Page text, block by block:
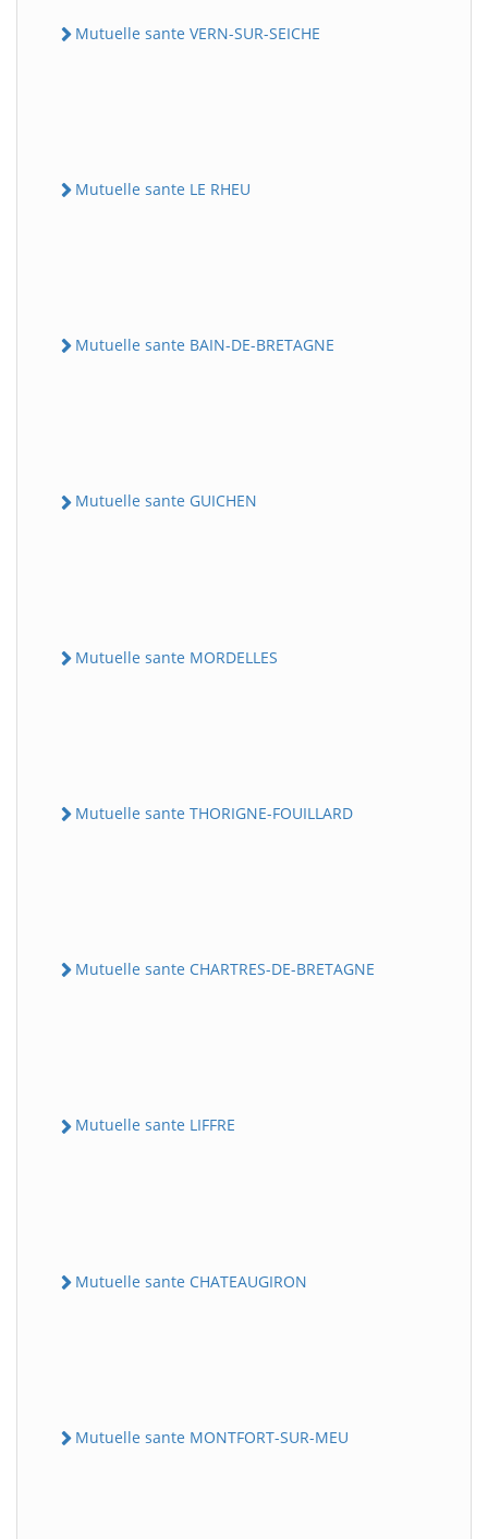
Mutuelle sante VERN-SUR-SEICHE
Mutuelle sante LE RHEU
Mutuelle sante BAIN-DE-BRETAGNE
Mutuelle sante GUICHEN
Mutuelle sante MORDELLES
Mutuelle sante THORIGNE-FOUILLARD
Mutuelle sante CHARTRES-DE-BRETAGNE
Mutuelle sante LIFFRE
Mutuelle sante CHATEAUGIRON
Mutuelle sante MONTFORT-SUR-MEU